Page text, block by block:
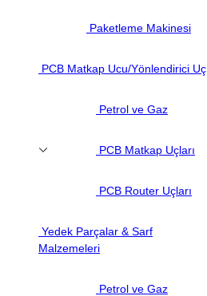
Paketleme Makinesi
PCB Matkap Ucu/Yönlendirici Uç
Petrol ve Gaz
PCB Matkap Uçları
PCB Router Uçları
Yedek Parçalar & Sarf
Malzemeleri
Petrol ve Gaz